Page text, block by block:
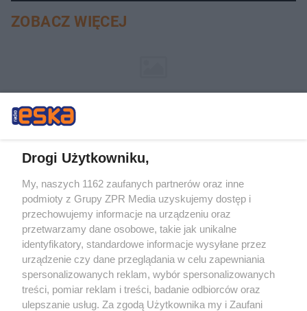
karnymi
ZOBACZ WIĘCEJ
Drogi Użytkowniku,
My, naszych 1162 zaufanych partnerów oraz inne
podmioty z Grupy ZPR Media uzyskujemy dostęp i
przechowujemy informacje na urządzeniu oraz
przetwarzamy dane osobowe, takie jak unikalne
identyfikatory, standardowe informacje wysyłane przez
urządzenie czy dane przeglądania w celu zapewniania
spersonalizowanych reklam, wybór spersonalizowanych
treści, pomiar reklam i treści, badanie odbiorców oraz
ulepszanie usług. Za zgodą Użytkownika my i Zaufani